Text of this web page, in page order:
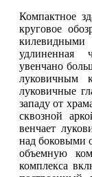
Компактное
круговое
удлиненная
увенчано
луковичным
луковичные
западу от
сквозной
венчает
над боковыми
объемную
комплекса